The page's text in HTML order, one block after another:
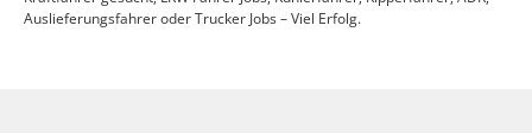
Auslieferungsfahrer oder Trucker Jobs – Viel Erfolg.